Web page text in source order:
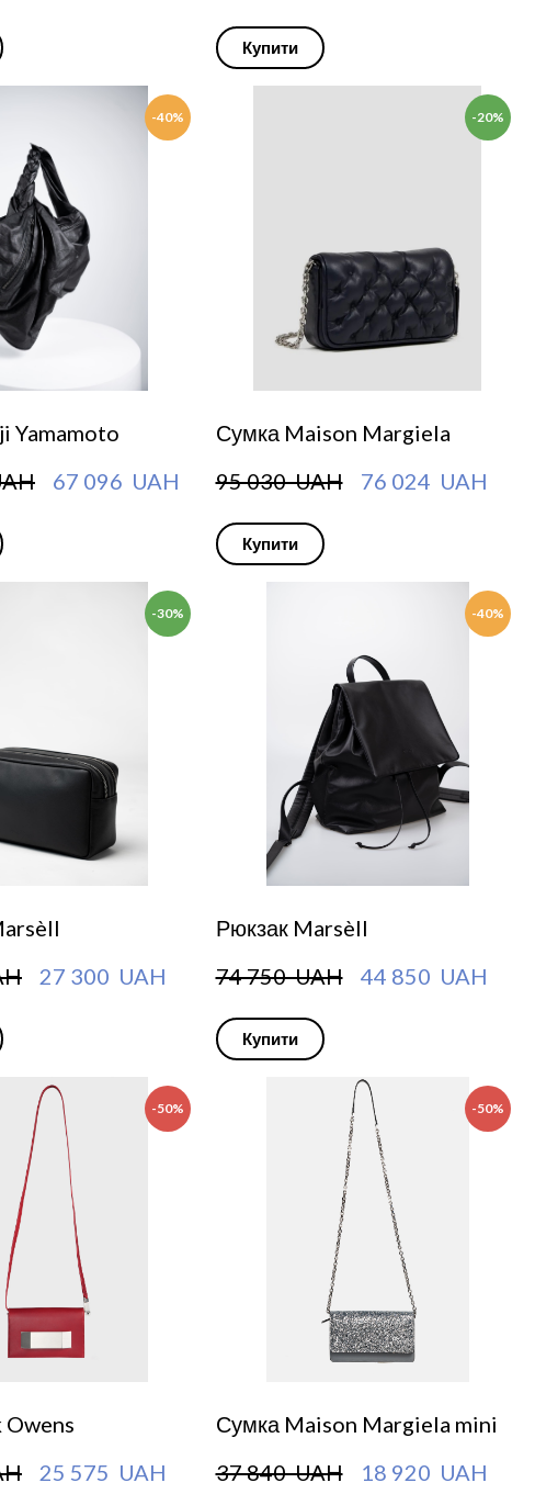
Купити
-40%
Yamamoto
67 096  UAH
-20%
Сумка Maison Margiela
95 030  UAH
76 024  UAH
Купити
-30%
27 300  UAH
-40%
Рюкзак Marsèll
74 750  UAH
44 850  UAH
Купити
-50%
Owens
25 575  UAH
-50%
Сумка Maison Margiela mini
37 840  UAH
18 920  UAH